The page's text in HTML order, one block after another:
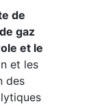
de
gaz
et le
et les
des